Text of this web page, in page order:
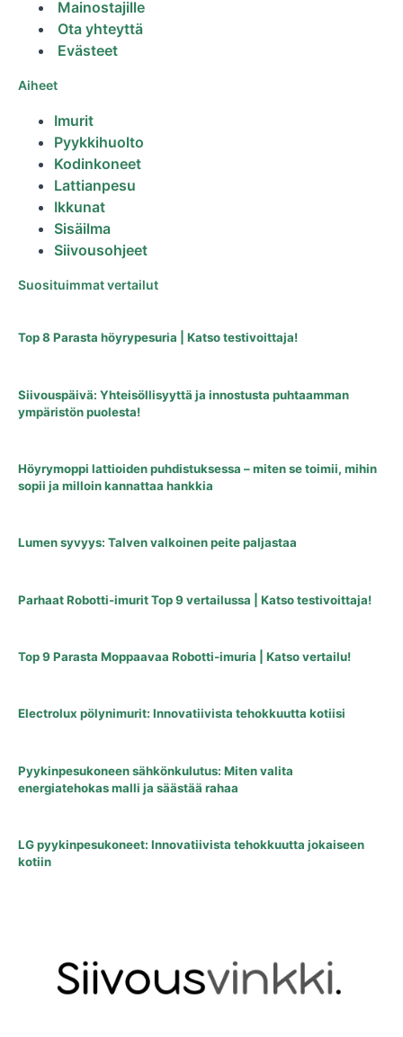
Mainostajille
Ota yhteyttä
Evästeet
Aiheet
Imurit
Pyykkihuolto
Kodinkoneet
Lattianpesu
Ikkunat
Sisäilma
Siivousohjeet
Suosituimmat vertailut
Top 8 Parasta höyrypesuria | Katso testivoittaja!
Siivouspäivä: Yhteisöllisyyttä ja innostusta puhtaamman
ympäristön puolesta!
Höyrymoppi lattioiden puhdistuksessa – miten se toimii, mihin
sopii ja milloin kannattaa hankkia
Lumen syvyys: Talven valkoinen peite paljastaa
Parhaat Robotti-imurit Top 9 vertailussa | Katso testivoittaja!
Top 9 Parasta Moppaavaa Robotti-imuria | Katso vertailu!
Electrolux pölynimurit: Innovatiivista tehokkuutta kotiisi
Pyykinpesukoneen sähkönkulutus: Miten valita
energiatehokas malli ja säästää rahaa
LG pyykinpesukoneet: Innovatiivista tehokkuutta jokaiseen
kotiin